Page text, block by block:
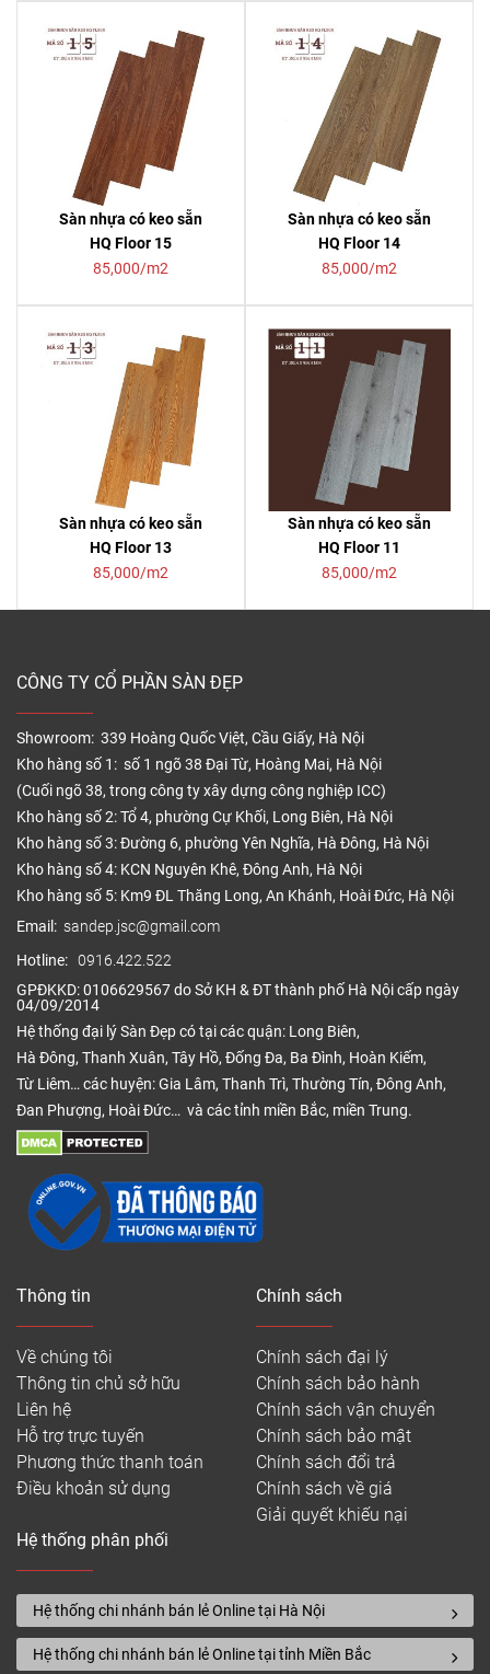
Sàn nhựa có keo sẵn
HQ Floor 15
85,000/m2
Sàn nhựa có keo sẵn
HQ Floor 14
85,000/m2
Sàn nhựa có keo sẵn
HQ Floor 13
85,000/m2
Sàn nhựa có keo sẵn
HQ Floor 11
85,000/m2
CÔNG TY CỔ PHẦN SÀN ĐẸP
Showroom: 339 Hoàng Quốc Việt, Cầu Giấy, Hà Nội
Kho hàng số 1: số 1 ngõ 38 Đại Từ, Hoàng Mai, Hà Nội
(Cuối ngõ 38, trong công ty xây dựng công nghiệp ICC)
Kho hàng số 2: Tổ 4, phường Cự Khối, Long Biên, Hà Nội
Kho hàng số 3: Đường 6, phường Yên Nghĩa, Hà Đông, Hà Nội
Kho hàng số 4: KCN Nguyên Khê, Đông Anh, Hà Nội
Kho hàng số 5: Km9 ĐL Thăng Long, An Khánh, Hoài Đức, Hà Nội
Email: sandep.jsc@gmail.com
Hotline: 0916.422.522
GPĐKKD: 0106629567 do Sở KH & ĐT thành phố Hà Nội cấp ngày
04/09/2014
Hệ thống đại lý Sàn Đẹp có tại các quận: Long Biên,
Hà Đông, Thanh Xuân, Tây Hồ, Đống Đa, Ba Đình, Hoàn Kiếm,
Từ Liêm… các huyện: Gia Lâm, Thanh Trì, Thường Tín, Đông Anh,
Đan Phượng, Hoài Đức… và các tỉnh miền Bắc, miền Trung.
Thông tin
Về chúng tôi
Thông tin chủ sở hữu
Liên hệ
Hỗ trợ trực tuyến
Phương thức thanh toán
Điều khoản sử dụng
Chính sách
Chính sách đại lý
Chính sách bảo hành
Chính sách vận chuyển
Chính sách bảo mật
Chính sách đổi trả
Chính sách về giá
Giải quyết khiếu nại
Hệ thống phân phối
Hệ thống chi nhánh bán lẻ Online tại Hà Nội
Hệ thống chi nhánh bán lẻ Online tại tỉnh Miền Bắc